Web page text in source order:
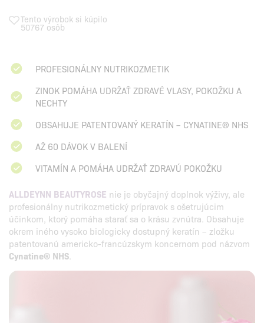
Tento výrobok si kúpilo
50767 osôb
PROFESIONÁLNY NUTRIKOZMETIK
ZINOK POMÁHA UDRŽAŤ ZDRAVÉ VLASY, POKOŽKU A
NECHTY
OBSAHUJE PATENTOVANÝ KERATÍN – CYNATINE® NHS
AŽ 60 DÁVOK V BALENÍ
VITAMÍN A POMÁHA UDRŽAŤ ZDRAVÚ POKOŽKU
ALLDEYNN BEAUTYROSE nie je obyčajný doplnok výživy, ale
profesionálny nutrikozmetický prípravok s ošetrujúcim
účinkom, ktorý pomáha starať sa o krásu zvnútra. Obsahuje
okrem iného vysoko biologicky dostupný keratín – zložku
patentovanú americko-francúzskym koncernom pod názvom
Cynatine® NHS